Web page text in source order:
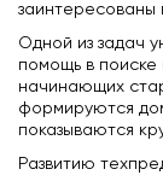
заинтересованы
Одной из задач
помощь в поиске
начинающих
формируются
показываются
Развитию